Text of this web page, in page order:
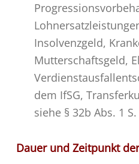
Insolvenzgeld,
Mutterschaftsgeld,
dem IfSG,
siehe § 32b Abs. 1
Dauer und Zeitpunkt